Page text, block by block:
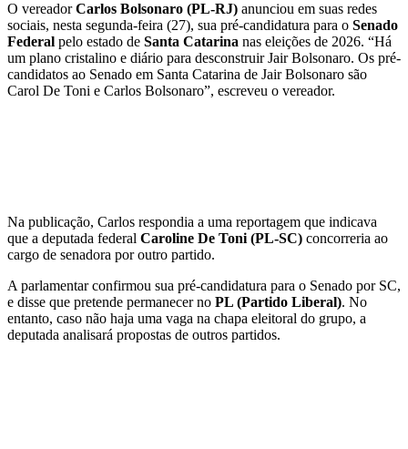
O vereadorCarlos Bolsonaro (PL-RJ) anunciou em suas redes
sociais, nesta segunda-feira (27), sua pré-candidatura para o Senado
Federal pelo estado de Santa Catarina nas eleições de 2026. “Há
um plano cristalino e diário para desconstruir Jair Bolsonaro. Os pré-
candidatos ao Senado em Santa Catarina de Jair Bolsonaro são
Carol De Toni e Carlos Bolsonaro”, escreveu o vereador.
Na publicação, Carlos respondia a uma reportagem que indicava
que a deputada federal Caroline De Toni (PL-SC) concorreria ao
cargo de senadora por outro partido.
A parlamentar confirmou sua pré-candidatura para o Senado por SC,
e disse que pretende permanecer no PL (Partido Liberal). No
entanto, caso não haja uma vaga na chapa eleitoral do grupo, a
deputada analisará propostas de outros partidos.